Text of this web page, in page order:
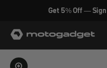
Zum Inhalt springen
Get 5% Off —
motogadget GmbH
Bild vergrößern